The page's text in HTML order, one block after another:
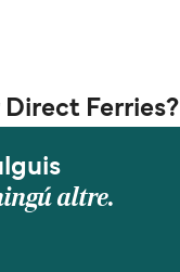
Ferries?
altre.